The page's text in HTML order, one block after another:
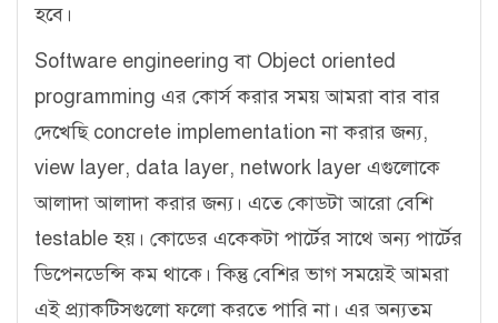
হবে।
Software engineering বা Object oriented
programming এর কোর্স করার সময় আমরা বার বার
দেখেছি concrete implementation না করার জন্য,
view layer, data layer, network layer এগুলোকে
আলাদা আলাদা করার জন্য। এতে কোডটা আরো বেশি
testable হয়। কোডের একেকটা পার্টের সাথে অন্য পার্টের
ডিপেনডেন্সি কম থাকে। কিন্তু বেশির ভাগ সময়েই আমরা
এই প্র্যাকটিসগুলো ফলো করতে পারি না। এর অন্যতম